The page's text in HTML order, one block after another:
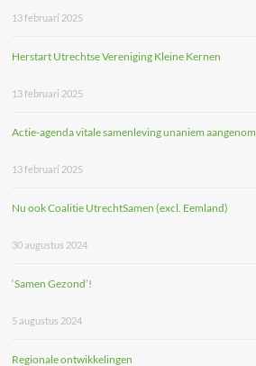
13 februari 2025
Herstart Utrechtse Vereniging Kleine Kernen
13 februari 2025
Actie-agenda vitale samenleving unaniem
13 februari 2025
Nu ook Coalitie UtrechtSamen (excl. Eemland)
30 augustus 2024
‘Samen Gezond’!
5 augustus 2024
Regionale ontwikkelingen